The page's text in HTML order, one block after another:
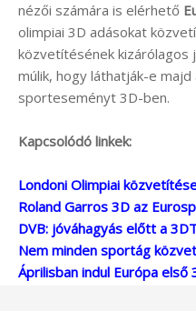
nézői számára is elérhető
olimpiai 3D adásokat
közvetítésének kizárólagos
múlik, hogy láthatják-e majd
sporteseményt 3D-ben.
Kapcsolódó linkek:
Londoni Olimpiai
Roland Garros 3D az
DVB: jóváhagyás előtt a
Nem minden sportág
Áprilisban indul Európa első